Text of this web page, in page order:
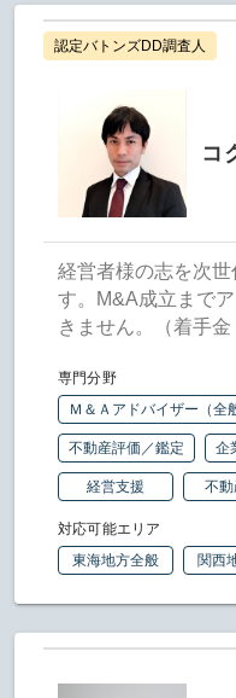
認定バトンズDD調査人
コ
経営者様の志を次
す。M&A成立まで
きません。（着手金
専門分野
Ｍ＆Ａアドバイザー（全
不動産評価／鑑定 企
経営支援 不動
対応可能エリア
東海地方全般
関西